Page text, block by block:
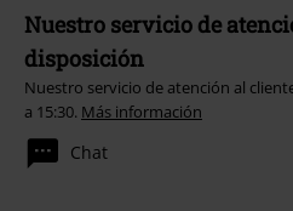
Nuestro servicio de
disposición
Nuestro servicio de atención al
a 15:30. Más información
Chat